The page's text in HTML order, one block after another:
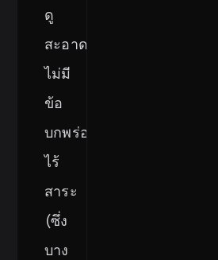
ดู
สะอาด
ไม่มี
ข้อ
บกพร่อง
ไร้
สาระ
(ซึ่ง
บาง